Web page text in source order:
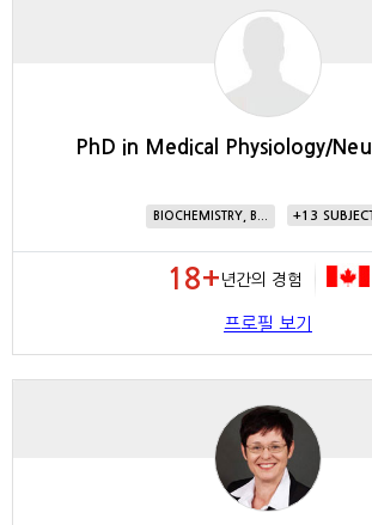
PhD in Medical Physiology/
BIOCHEMISTRY, B... 13
18+ 년간의 경험
프로필 보기